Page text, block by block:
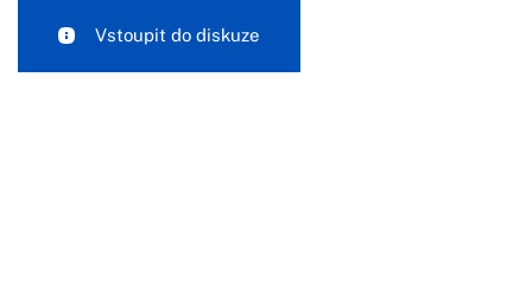
Vstoupit do diskuze